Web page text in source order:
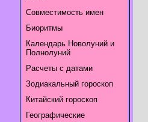
Совместимость имен
Биоритмы
Календарь Новолуний и
Полнолуний
Расчеты с датами
Зодиакальный гороскоп
Китайский гороскоп
Географические